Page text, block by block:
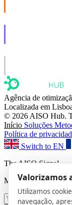
Agência de
Localizada em
© 2026 AISO Hub.
Início Soluções
Política de
Switch to EN
The AISO Signal
Monthly AI search
Valorizamos
Utilizamos
navegação,